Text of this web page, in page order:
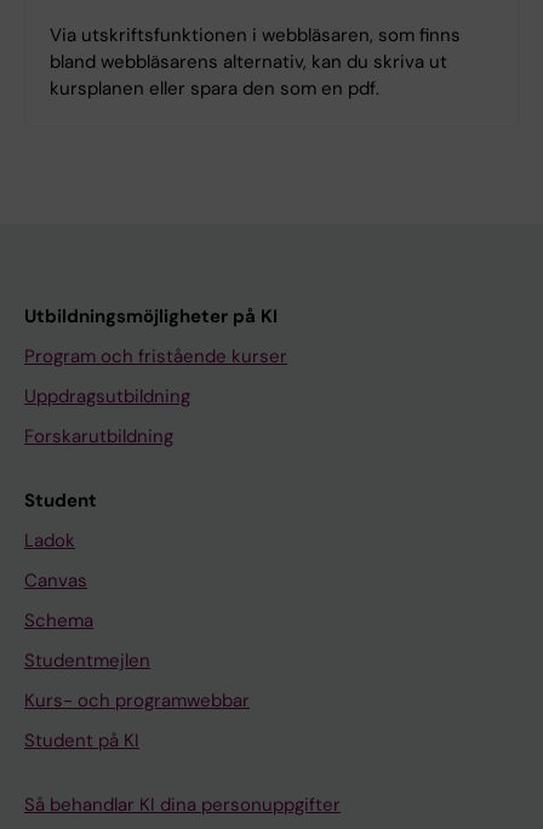
Via utskriftsfunktionen i webbläsaren, som finns
bland webbläsarens alternativ, kan du skriva ut
kursplanen eller spara den som en pdf.
Utbildningsmöjligheter på KI
Program och fristående kurser
Uppdragsutbildning
Forskarutbildning
Student
Ladok
Canvas
Schema
Studentmejlen
Kurs- och programwebbar
Student på KI
Så behandlar KI dina personuppgifter